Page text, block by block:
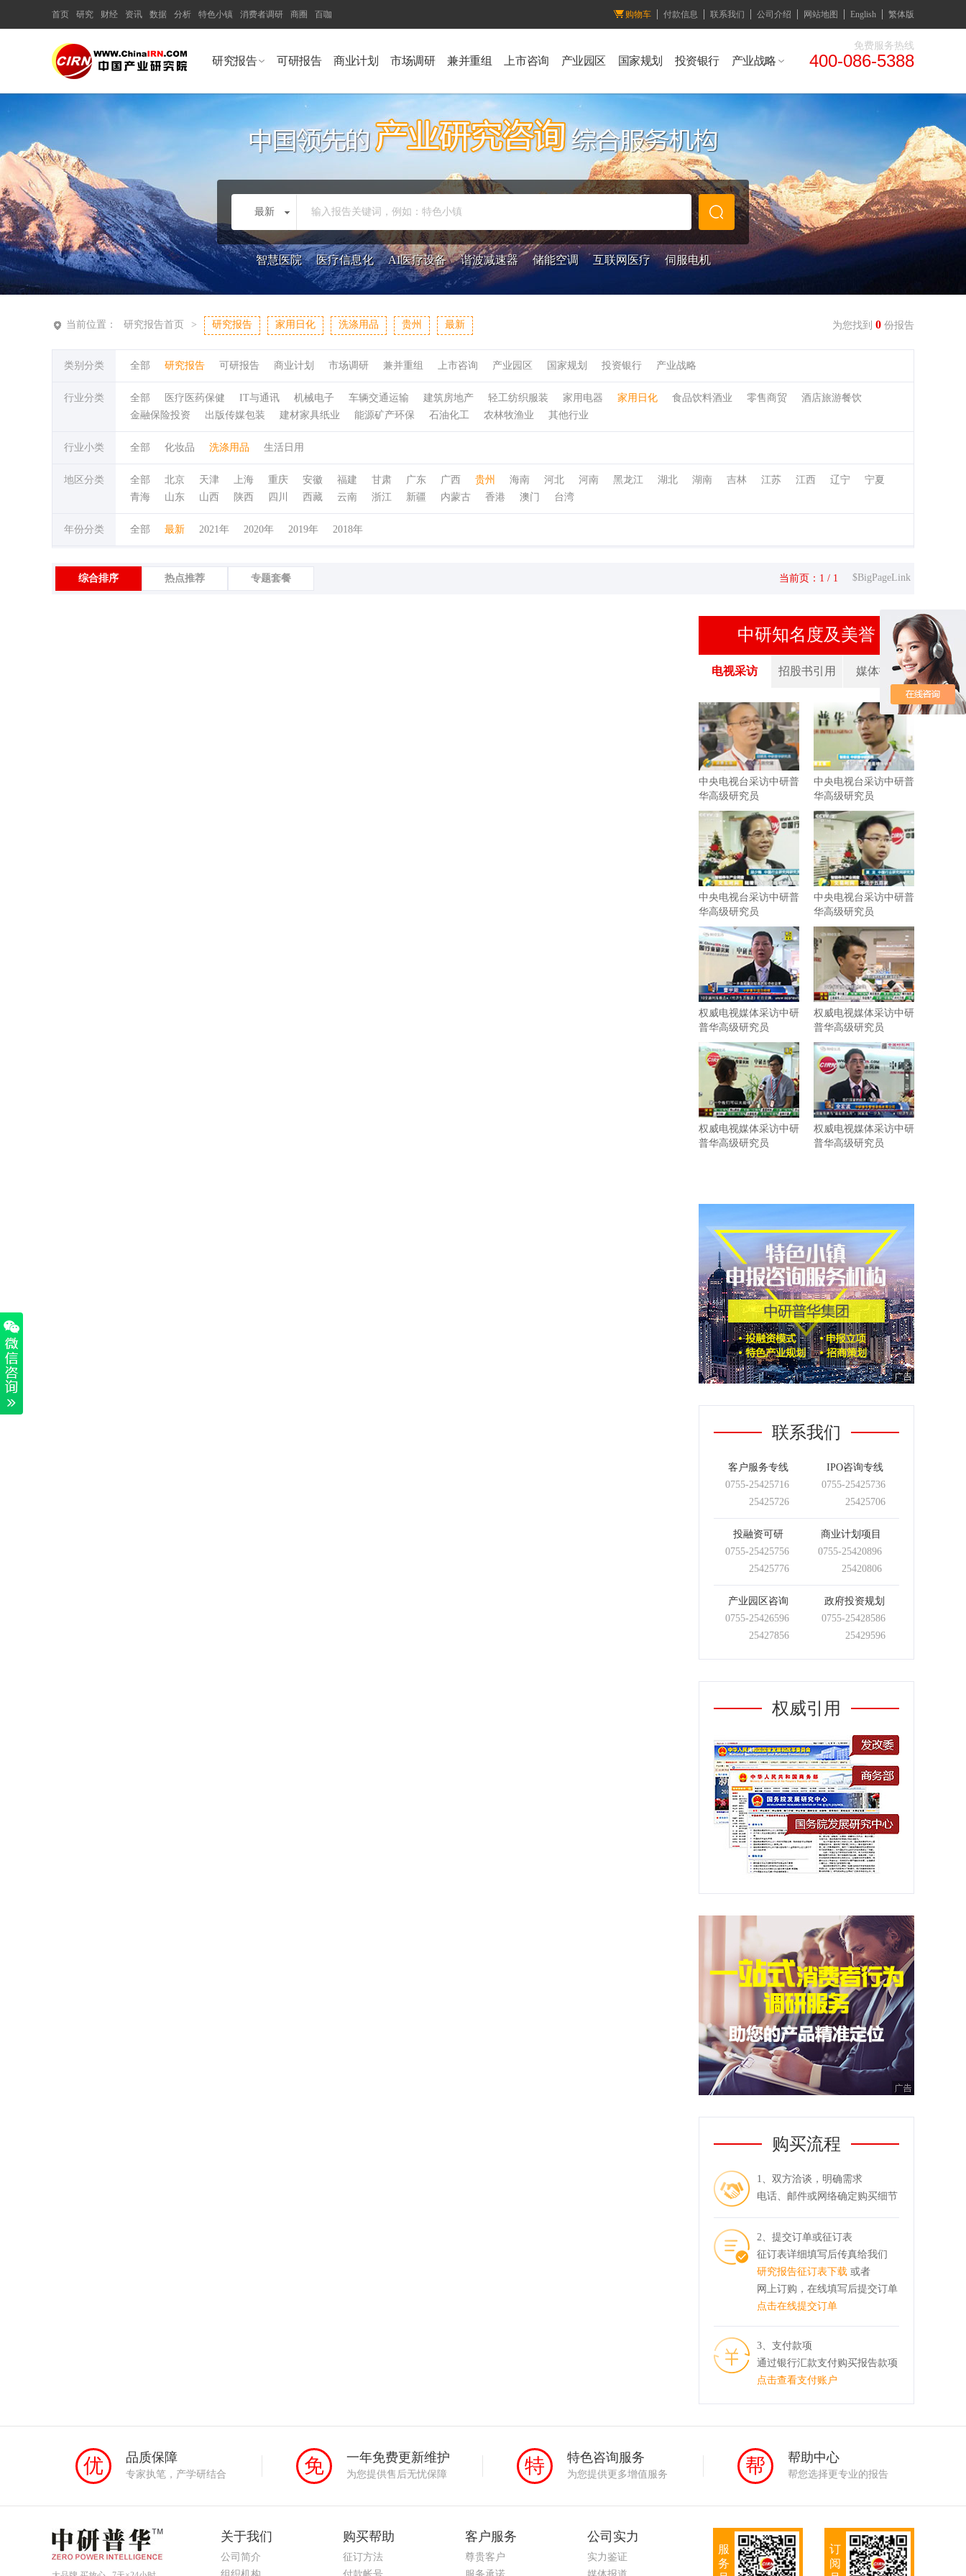
首页 研究 财经 资讯 数据 分析 特色小镇 消费者调研 商圈 百咖 购物车 付款信息 联系我们 公司介绍 网站地图 English 繁体版
研究报告 可研报告 商业计划 市场调研 兼并重组 上市咨询 产业园区 国家规划 投资银行 产业战略
免费服务热线
400-086-5388
输入报告关键词，例如：特色小镇
最新
智慧医院 医疗信息化 AI医疗设备 谐波减速器 储能空调 互联网医疗 伺服电机
当前位置： 研究报告首页 > 研究报告 家用日化 洗涤用品 贵州 最新 为您找到 0 份报告
类别分类 全部 研究报告 可研报告 商业计划 市场调研 兼并重组 上市咨询 产业园区 国家规划 投资银行 产业战略
行业分类 全部 医疗医药保健 IT与通讯 机械电子 车辆交通运输 建筑房地产 轻工纺织服装 家用电器 家用日化 食品饮料酒业 零售商贸
酒店旅游餐饮
金融保险投资
出版传媒包装 建材家具纸业 能源矿产环保 石油化工 农林牧渔业 其他行业
行业小类 全部 化妆品 洗涤用品 生活日用
地区分类 全部 北京 天津 上海 重庆 安徽 福建 甘肃 广东 广西 贵州 海南 河北 河南 黑龙江 湖北 湖南 吉林 江苏 江西 辽宁
宁夏
青海
山东 山西 陕西 四川 西藏 云南 浙江 新疆 内蒙古 香港 澳门 台湾
年份分类 全部 最新 2021年 2020年 2019年 2018年
综合排序 热点推荐 专题套餐 当前页：1 / 1 $BigPageLink
中研知名度及美誉
电视采访 招股书引用 媒体报道
中央电视台采访中研普
华高级研究员
中央电视台采访中研普
华高级研究员
中央电视台采访中研普
华高级研究员
中央电视台采访中研普
华高级研究员
权威电视媒体采访中研
普华高级研究员
权威电视媒体采访中研
普华高级研究员
权威电视媒体采访中研
普华高级研究员
权威电视媒体采访中研
普华高级研究员
联系我们
客户服务专线
0755-25425716
25425726
IPO咨询专线
0755-25425736
25425706
投融资可研
0755-25425756
25425776
商业计划项目
0755-25420896
25420806
产业园区咨询
0755-25426596
25427856
政府投资规划
0755-25428586
25429596
权威引用
购买流程
1、双方洽谈，明确需求
电话、邮件或网络确定购买细节
2、提交订单或征订表
征订表详细填写后传真给我们
研究报告征订表下载 或者
网上订购，在线填写后提交订单
点击在线提交订单
3、支付款项
通过银行汇款支付购买报告款项
点击查看支付账户
优 品质保障
专家执笔，产学研结合 免 一年免费更新维护
为您提供售后无忧保障 特 特色咨询服务
为您提供更多增值服务 帮 帮助中心
帮您选择更专业的报告
关于我们
公司简介
购买帮助
征订方法
客户服务
尊贵客户
公司实力
实力鉴证
服
务
订
阅